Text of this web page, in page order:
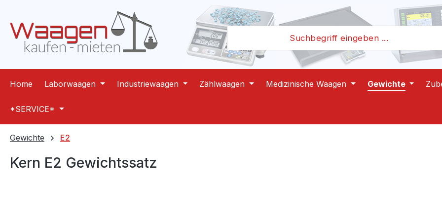
Zur Hauptnavigation springen
Home Laborwaagen Industriewaagen Zählwaagen Medizinische Waagen Gewichte
*SERVICE*
Gewichte E2
Kern E2 Gewichtssatz